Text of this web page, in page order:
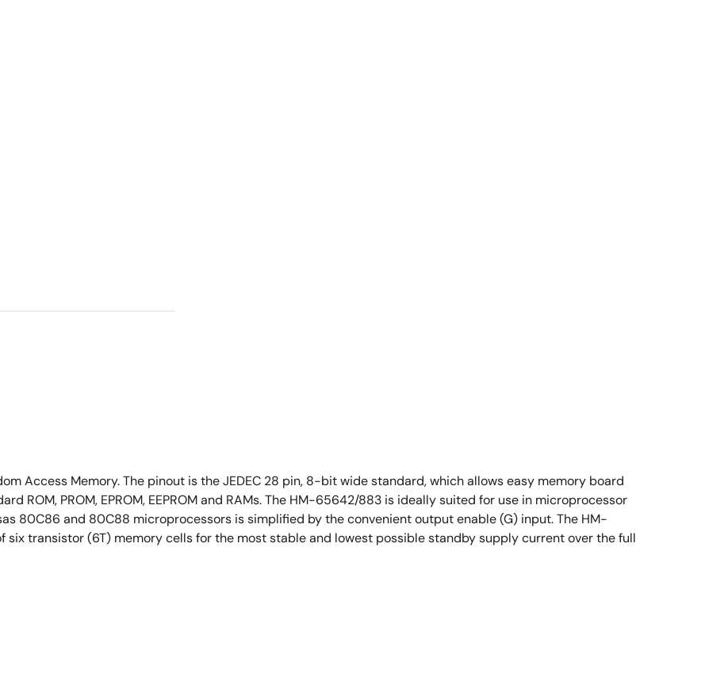
Access Memory. The pinout is the JEDEC 28 pin, 8-bit wide standard, which allows easy memory board
ROM, PROM, EPROM, EEPROM and RAMs. The HM-65642/883 is ideally suited for use in microprocessor
80C86 and 80C88 microprocessors is simplified by the convenient output enable (G) input. The HM-
six transistor (6T) memory cells for the most stable and lowest possible standby supply current over the full